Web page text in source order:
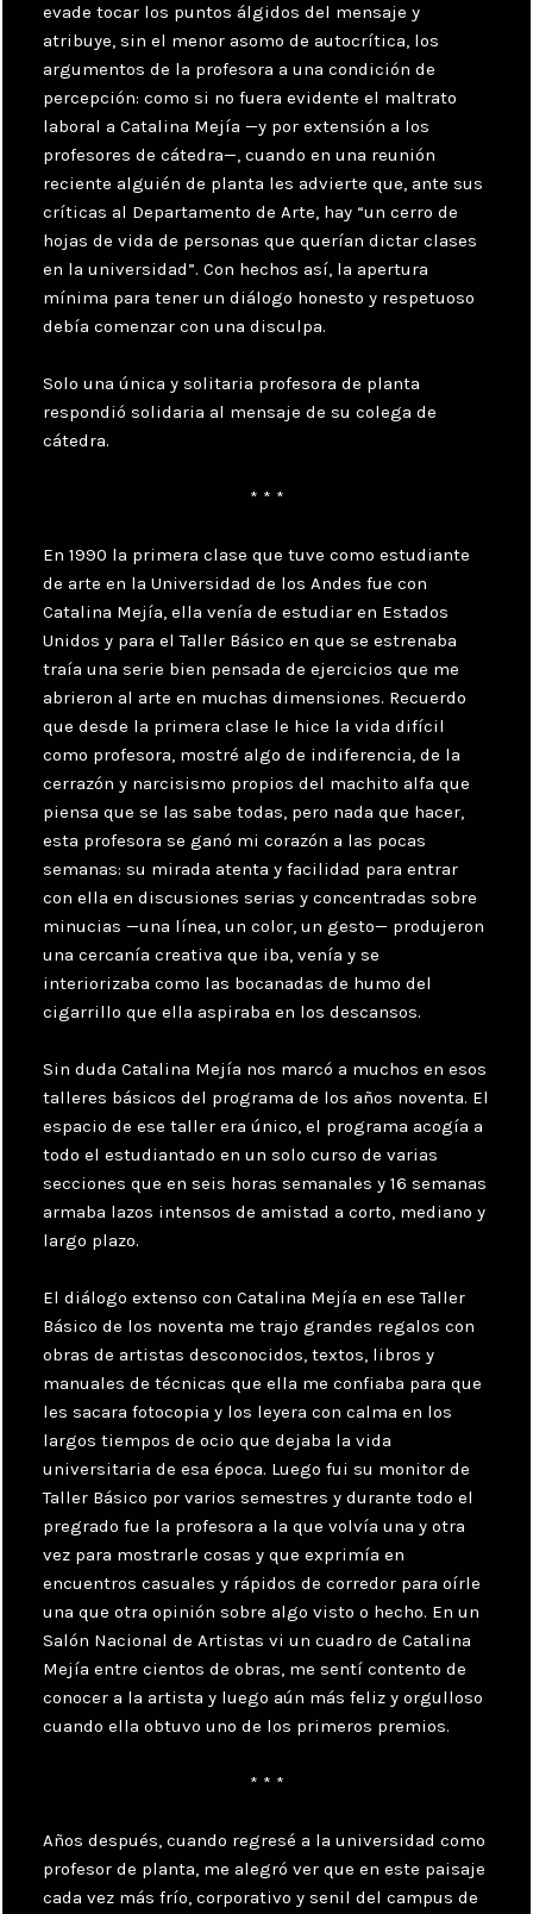
evade tocar los puntos álgidos del mensaje y
atribuye, sin el menor asomo de autocrítica, los
argumentos de la profesora a una condición de
percepción: como si no fuera evidente el maltrato
laboral a Catalina Mejía —y por extensión a los
profesores de cátedra—, cuando en una reunión
reciente alguién de planta les advierte que, ante sus
críticas al Departamento de Arte, hay “un cerro de
hojas de vida de personas que querían dictar clases
en la universidad”. Con hechos así, la apertura
mínima para tener un diálogo honesto y respetuoso
debía comenzar con una disculpa.
Solo una única y solitaria profesora de planta
respondió solidaria al mensaje de su colega de
cátedra.
* * *
En 1990 la primera clase que tuve como estudiante
de arte en la Universidad de los Andes fue con
Catalina Mejía, ella venía de estudiar en Estados
Unidos y para el Taller Básico en que se estrenaba
traía una serie bien pensada de ejercicios que me
abrieron al arte en muchas dimensiones. Recuerdo
que desde la primera clase le hice la vida difícil
como profesora, mostré algo de indiferencia, de la
cerrazón y narcisismo propios del machito alfa que
piensa que se las sabe todas, pero nada que hacer,
esta profesora se ganó mi corazón a las pocas
semanas: su mirada atenta y facilidad para entrar
con ella en discusiones serias y concentradas sobre
minucias —una línea, un color, un gesto— produjeron
una cercanía creativa que iba, venía y se
interiorizaba como las bocanadas de humo del
cigarrillo que ella aspiraba en los descansos.
Sin duda Catalina Mejía nos marcó a muchos en esos
talleres básicos del programa de los años noventa. El
espacio de ese taller era único, el programa acogía a
todo el estudiantado en un solo curso de varias
secciones que en seis horas semanales y 16 semanas
armaba lazos intensos de amistad a corto, mediano y
largo plazo.
El diálogo extenso con Catalina Mejía en ese Taller
Básico de los noventa me trajo grandes regalos con
obras de artistas desconocidos, textos, libros y
manuales de técnicas que ella me confiaba para que
les sacara fotocopia y los leyera con calma en los
largos tiempos de ocio que dejaba la vida
universitaria de esa época. Luego fui su monitor de
Taller Básico por varios semestres y durante todo el
pregrado fue la profesora a la que volvía una y otra
vez para mostrarle cosas y que exprimía en
encuentros casuales y rápidos de corredor para oírle
una que otra opinión sobre algo visto o hecho. En un
Salón Nacional de Artistas vi un cuadro de Catalina
Mejía entre cientos de obras, me sentí contento de
conocer a la artista y luego aún más feliz y orgulloso
cuando ella obtuvo uno de los primeros premios.
* * *
Años después, cuando regresé a la universidad como
profesor de planta, me alegró ver que en este paisaje
cada vez más frío, corporativo y senil del campus de